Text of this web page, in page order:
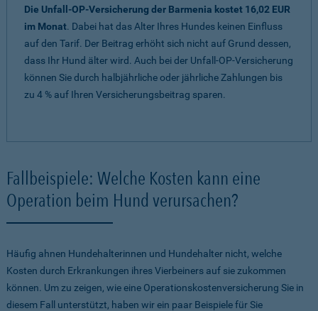
Die Unfall-OP-Versicherung der Barmenia kostet 16,02 EUR
im Monat. Dabei hat das Alter Ihres Hundes keinen Einfluss
auf den Tarif. Der Beitrag erhöht sich nicht auf Grund dessen,
dass Ihr Hund älter wird. Auch bei der Unfall-OP-Versicherung
können Sie durch halbjährliche oder jährliche Zahlungen bis
zu 4 % auf Ihren Versicherungsbeitrag sparen.
Fallbeispiele: Welche Kosten kann eine
Operation beim Hund verursachen?
Häufig ahnen Hundehalterinnen und Hundehalter nicht, welche
Kosten durch Erkrankungen ihres Vierbeiners auf sie zukommen
können. Um zu zeigen, wie eine Operationskostenversicherung Sie in
diesem Fall unterstützt, haben wir ein paar Beispiele für Sie